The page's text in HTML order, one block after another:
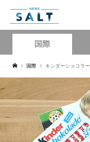
国際
国際 キンダーショコラ